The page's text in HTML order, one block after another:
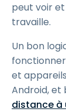
peut voir
travaille.
Un bon
et
Android, et
distance à